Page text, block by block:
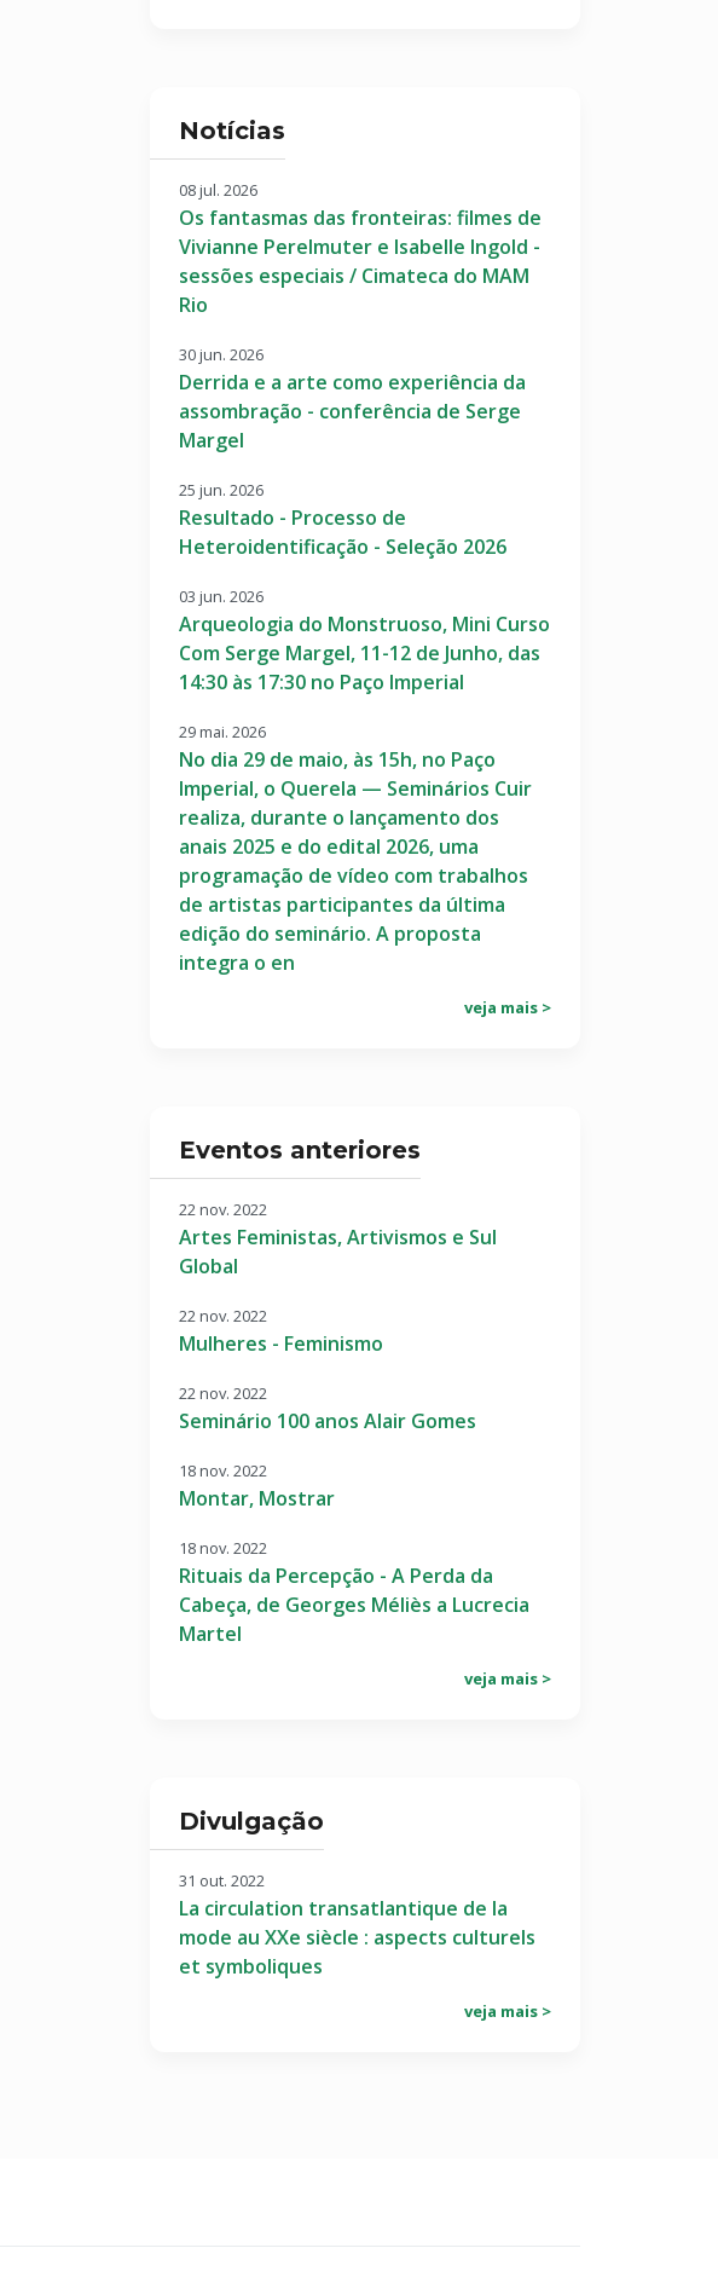
Notícias
08 jul. 2026
Os fantasmas das fronteiras: filmes de
Vivianne Perelmuter e Isabelle Ingold -
sessões especiais / Cimateca do MAM
Rio
30 jun. 2026
Derrida e a arte como experiência da
assombração - conferência de Serge
Margel
25 jun. 2026
Resultado - Processo de
Heteroidentificação - Seleção 2026
03 jun. 2026
Arqueologia do Monstruoso, Mini Curso
Com Serge Margel, 11-12 de Junho, das
14:30 às 17:30 no Paço Imperial
29 mai. 2026
No dia 29 de maio, às 15h, no Paço
Imperial, o Querela — Seminários Cuir
realiza, durante o lançamento dos
anais 2025 e do edital 2026, uma
programação de vídeo com trabalhos
de artistas participantes da última
edição do seminário. A proposta
integra o en
veja mais >
Eventos anteriores
22 nov. 2022
Artes Feministas, Artivismos e Sul
Global
22 nov. 2022
Mulheres - Feminismo
22 nov. 2022
Seminário 100 anos Alair Gomes
18 nov. 2022
Montar, Mostrar
18 nov. 2022
Rituais da Percepção - A Perda da
Cabeça, de Georges Méliès a Lucrecia
Martel
veja mais >
Divulgação
31 out. 2022
La circulation transatlantique de la
mode au XXe siècle : aspects culturels
et symboliques
veja mais >